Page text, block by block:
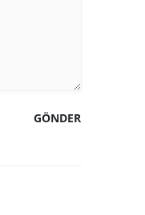
GÖNDER